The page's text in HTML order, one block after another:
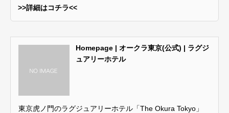
>>詳細はコチラ<<
Homepage | オークラ東京(公式) | ラグジ
ュアリーホテル
東京虎ノ門のラグジュアリーホテル「The Okura Tokyo」